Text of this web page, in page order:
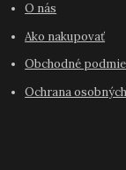
O nás
Ako nakupovať
Obchodné
Ochrana